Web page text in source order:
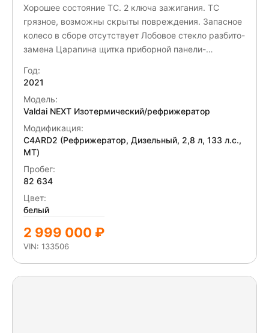
Хорошее состояние ТС. 2 ключа зажигания. ТС
грязное, возможны скрыты повреждения. Запасное
колесо в сборе отсутствует Лобовое стекло разбито-
замена Царапина щитка приборной панели-
Год:
2021
Модель:
Valdai NEXT Изотермический/рефрижератор
Модификация:
C4ARD2 (Рефрижератор, Дизельный, 2,8 л, 133 л.с.,
МТ)
Пробег:
82 634
Цвет:
белый
2 999 000 ₽
VIN: 133506